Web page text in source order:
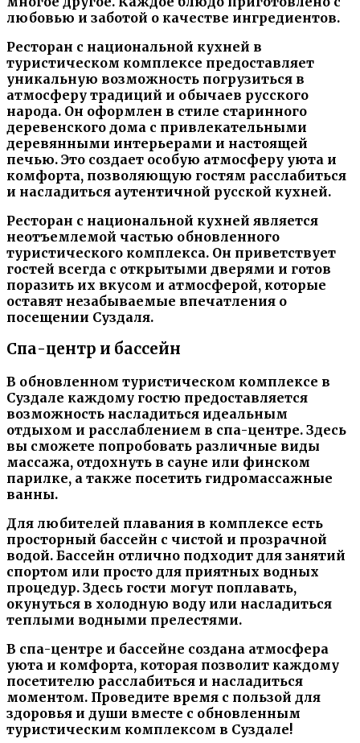
любовью и заботой о качестве ингредиентов.
Ресторан с национальной кухней в
туристическом комплексе предоставляет
уникальную возможность погрузиться в
атмосферу традиций и обычаев русского
народа. Он оформлен в стиле старинного
деревенского дома с привлекательными
деревянными интерьерами и настоящей
печью. Это создает особую атмосферу уюта и
комфорта, позволяющую гостям расслабиться
и насладиться аутентичной русской кухней.
Ресторан с национальной кухней является
неотъемлемой частью обновленного
туристического комплекса. Он приветствует
гостей всегда с открытыми дверями и готов
поразить их вкусом и атмосферой, которые
оставят незабываемые впечатления о
посещении Суздаля.
Спа-центр и бассейн
В обновленном туристическом комплексе в
Суздале каждому гостю предоставляется
возможность насладиться идеальным
отдыхом и расслаблением в спа-центре. Здесь
вы сможете попробовать различные виды
массажа, отдохнуть в сауне или финском
парилке, а также посетить гидромассажные
ванны.
Для любителей плавания в комплексе есть
просторный бассейн с чистой и прозрачной
водой. Бассейн отлично подходит для занятий
спортом или просто для приятных водных
процедур. Здесь гости могут поплавать,
окунуться в холодную воду или насладиться
теплыми водными прелестями.
В спа-центре и бассейне создана атмосфера
уюта и комфорта, которая позволит каждому
посетителю расслабиться и насладиться
моментом. Проведите время с пользой для
здоровья и души вместе с обновленным
туристическим комплексом в Суздале!